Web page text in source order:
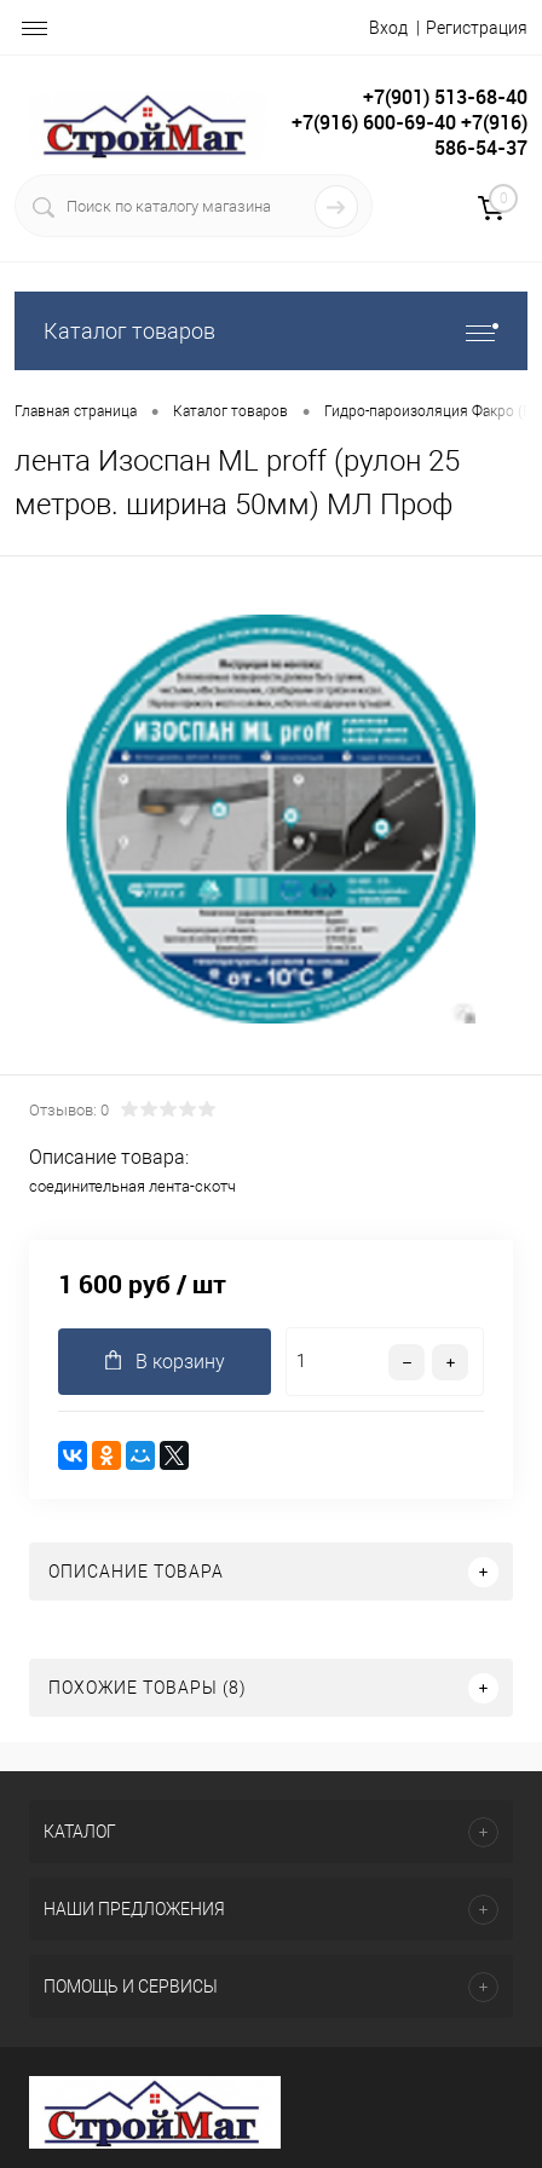
Вход Регистрация
+7(901) 513-68-40
+7(916) 600-69-40 +7(916)
586-54-37
0
Каталог товаров
Главная страница • Каталог товаров • Гидро-пароизоляция Факро
лента Изоспан ML proff (рулон 25
метров. ширина 50мм) МЛ Проф
Отзывов: 0
Описание товара:
соединительная лента-скотч
1 600 руб/ шт
В корзину
ОПИСАНИЕ ТОВАРА
ПОХОЖИЕ ТОВАРЫ (8)
КАТАЛОГ
НАШИ ПРЕДЛОЖЕНИЯ
ПОМОЩЬ И СЕРВИСЫ